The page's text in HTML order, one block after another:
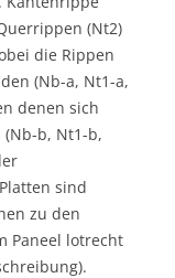
(Nt2)
die Rippen
(Nb-a, Nt1-a,
denen sich
(Nb-b, Nt1-b,
sind
zu den
Paneel lotrecht